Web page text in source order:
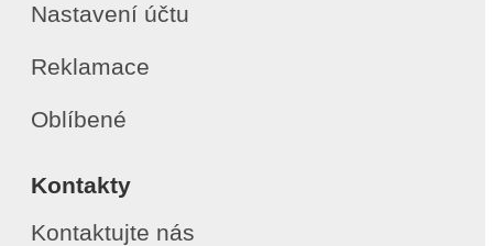
Nastavení účtu
Reklamace
Oblíbené
Kontakty
Kontaktujte nás